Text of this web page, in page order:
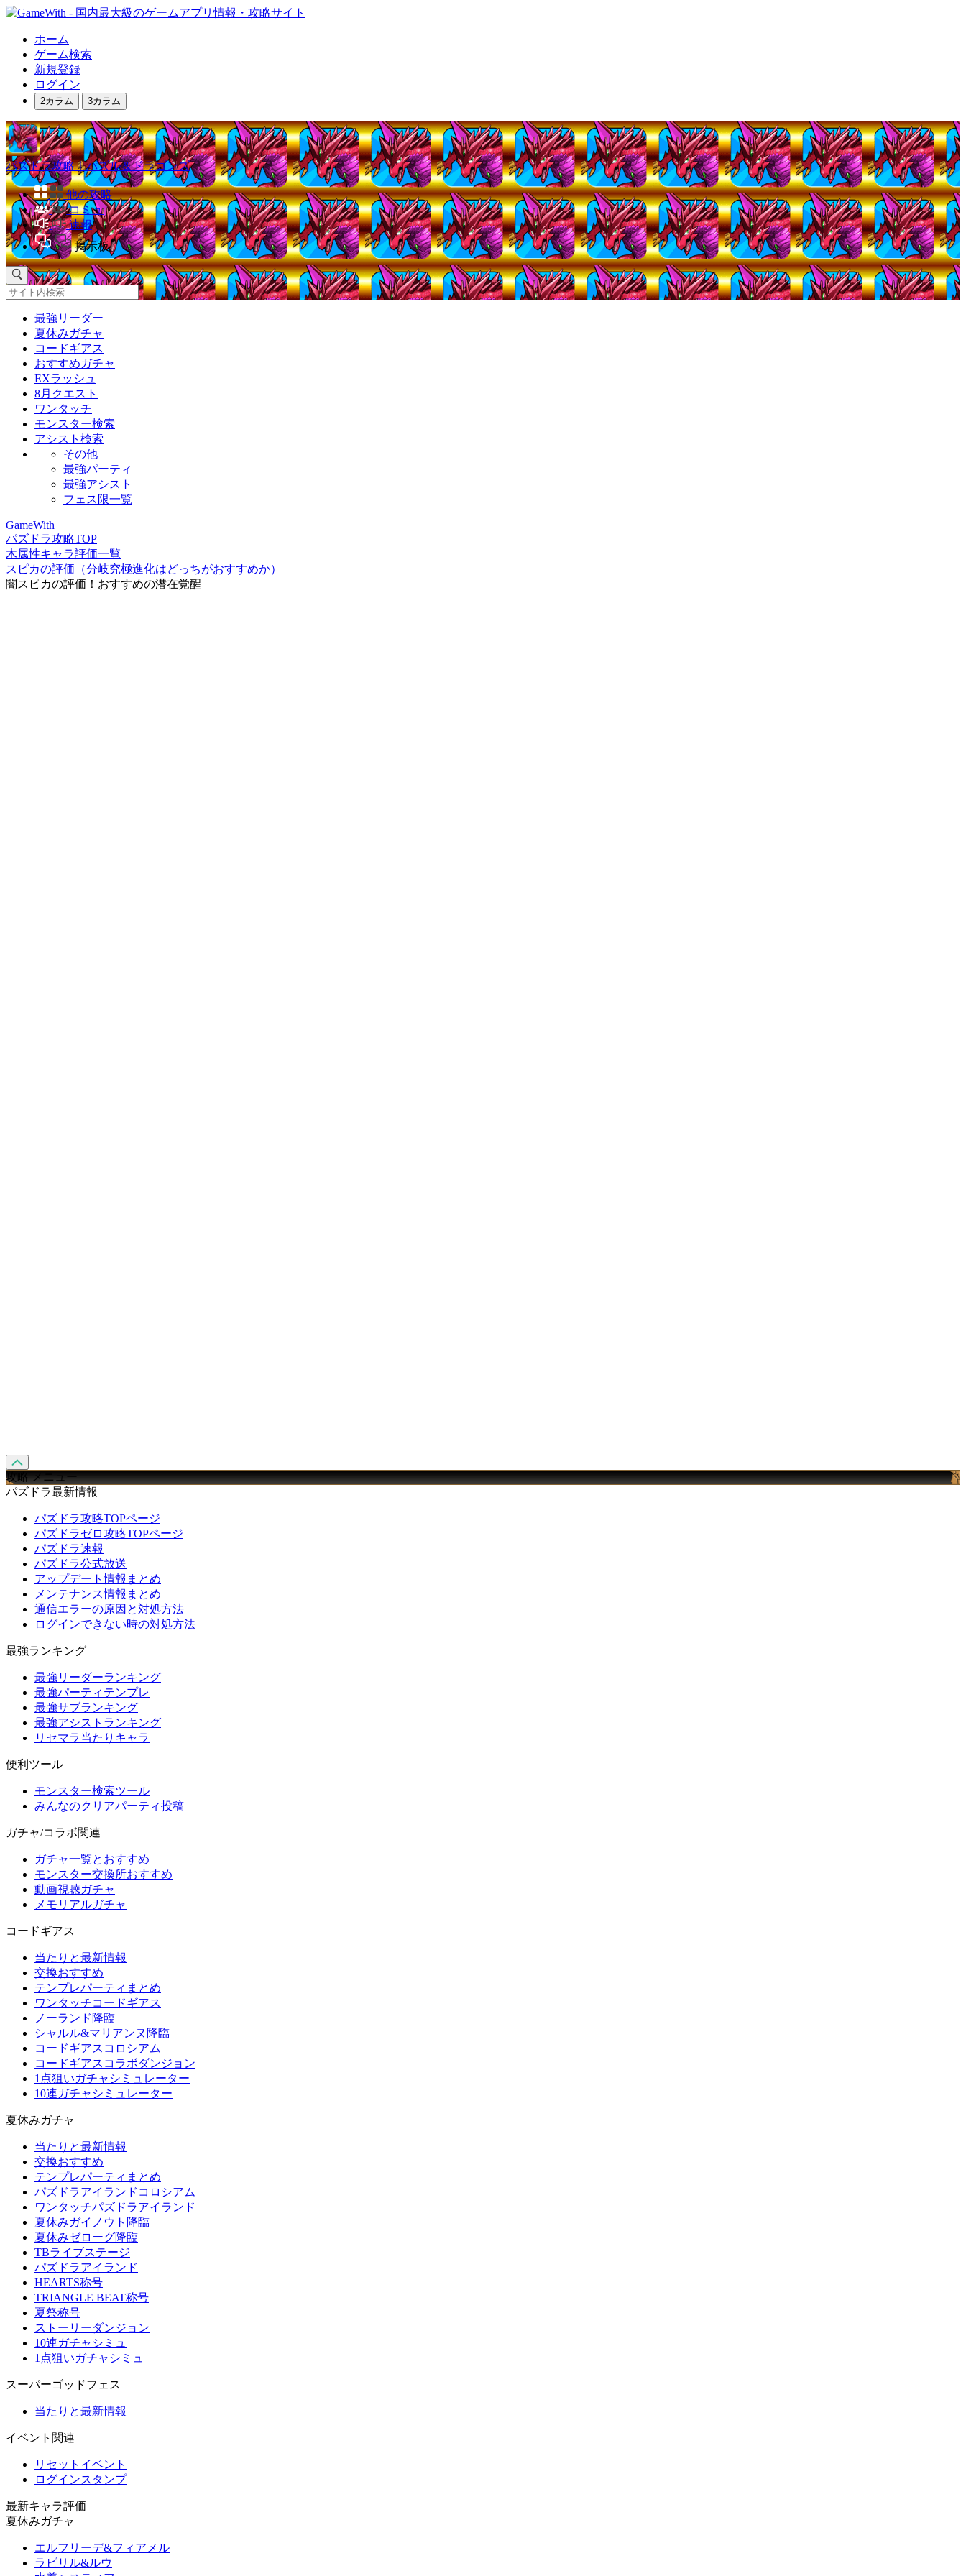
ホーム
ゲーム検索
新規登録
ログイン
2カラム 3カラム
パズドラ攻略｜パズル＆ドラゴンズ
他の攻略
コミュ
速報
掲示板
最強リーダー
夏休みガチャ
コードギアス
おすすめガチャ
EXラッシュ
8月クエスト
ワンタッチ
モンスター検索
アシスト検索
その他
最強パーティ
最強アシスト
フェス限一覧
GameWith
パズドラ攻略TOP
木属性キャラ評価一覧
スピカの評価（分岐究極進化はどっちがおすすめか）
闇スピカの評価！おすすめの潜在覚醒
攻略 メニュー
パズドラ最新情報
パズドラ攻略TOPページ
パズドラゼロ攻略TOPページ
パズドラ速報
パズドラ公式放送
アップデート情報まとめ
メンテナンス情報まとめ
通信エラーの原因と対処方法
ログインできない時の対処方法
最強ランキング
最強リーダーランキング
最強パーティテンプレ
最強サブランキング
最強アシストランキング
リセマラ当たりキャラ
便利ツール
モンスター検索ツール
みんなのクリアパーティ投稿
ガチャ/コラボ関連
ガチャ一覧とおすすめ
モンスター交換所おすすめ
動画視聴ガチャ
メモリアルガチャ
コードギアス
当たりと最新情報
交換おすすめ
テンプレパーティまとめ
ワンタッチコードギアス
ノーランド降臨
シャルル&マリアンヌ降臨
コードギアスコロシアム
コードギアスコラボダンジョン
1点狙いガチャシミュレーター
10連ガチャシミュレーター
夏休みガチャ
当たりと最新情報
交換おすすめ
テンプレパーティまとめ
パズドラアイランドコロシアム
ワンタッチパズドラアイランド
夏休みガイノウト降臨
夏休みゼローグ降臨
TBライブステージ
パズドラアイランド
HEARTS称号
TRIANGLE BEAT称号
夏祭称号
ストーリーダンジョン
10連ガチャシミュ
1点狙いガチャシミュ
スーパーゴッドフェス
当たりと最新情報
イベント関連
リセットイベント
ログインスタンプ
最新キャラ評価
夏休みガチャ
エルフリーデ&フィアメル
ラビリル&ルウ